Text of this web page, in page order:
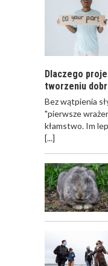
Dlaczego
tworzeniu
Bez wątpienia
"pierwsze
kłamstwo. Im
[...]